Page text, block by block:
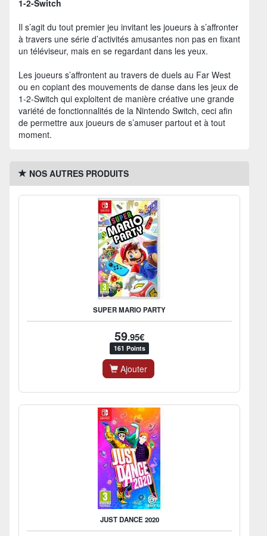
1-2-Switch
Il s’agit du tout premier jeu invitant les joueurs à s’affronter
à travers une série d’activités amusantes non pas en fixant
un téléviseur, mais en se regardant dans les yeux.
Les joueurs s’affrontent au travers de duels au Far West
ou en copiant des mouvements de danse dans les jeux de
1-2-Switch qui exploitent de manière créative une grande
variété de fonctionnalités de la Nintendo Switch, ceci afin
de permettre aux joueurs de s’amuser partout et à tout
moment.
NOS AUTRES PRODUITS
SUPER MARIO PARTY
59.95€
161 Points
Ajouter
JUST DANCE 2020